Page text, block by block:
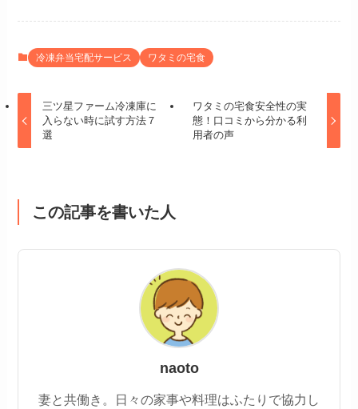
冷凍弁当宅配サービス ワタミの宅食
三ツ星ファーム冷凍庫に
入らない時に試す方法７
選
ワタミの宅食安全性の実
態！口コミから分かる利
用者の声
この記事を書いた人
naoto
妻と共働き。日々の家事や料理はふたりで協力し